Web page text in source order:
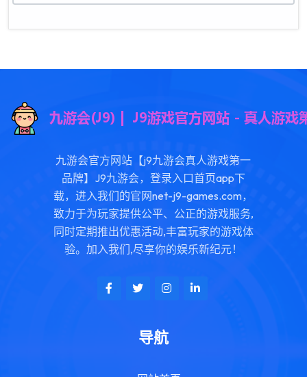
九游会官方网站【j9九游会真人游戏第一
品牌】J9九游会，登录入口首页app下
载，进入我们的官网net-j9-games.com，
致力于为玩家提供公平、公正的游戏服务,
同时定期推出优惠活动,丰富玩家的游戏体
验。加入我们,尽享你的娱乐新纪元！
导航